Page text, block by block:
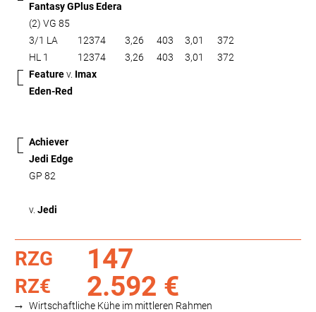
Fantasy GPlus Edera
(2) VG 85
3/1 LA
12374 3,26 403 3,01
372
HL 1
12374 3,26 403 3,01
372
Featurev. Imax
Eden-Red
Achiever
Jedi Edge
GP 82
v. Jedi
RZG 147
RZ€ 2.592 €
Wirtschaftliche Kühe im mittleren Rahmen